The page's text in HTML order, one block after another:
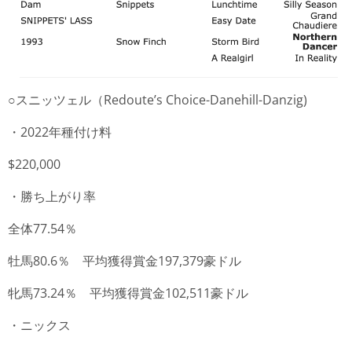
○スニッツェル（Redoute’s Choice-Danehill-Danzig)
・2022年種付け料
$220,000
・勝ち上がり率
全体77.54％
牡馬80.6％ 平均獲得賞金197,379豪ドル
牝馬73.24％ 平均獲得賞金102,511豪ドル
・ニックス